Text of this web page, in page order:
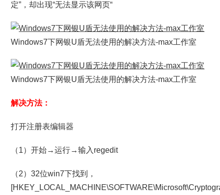
定”，却出现“无法显示该网页“
Windows7下网银U盾无法使用的解决方法-max工作室
Windows7下网银U盾无法使用的解决方法-max工作室
解决方法：
打开注册表编辑器
（1）开始→运行→输入regedit
（2）32位win7下找到，